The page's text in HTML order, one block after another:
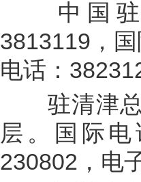
中国驻朝
3813119，
电话：
驻清津总
层。国际电
230802，电